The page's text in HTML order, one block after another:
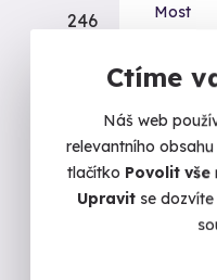
Ctíme
Náš web
relevantního
tlačítko Povolit vše
Upravitse dozvíte
Most
3 890 Kč
1 990
Volný
246
162
151